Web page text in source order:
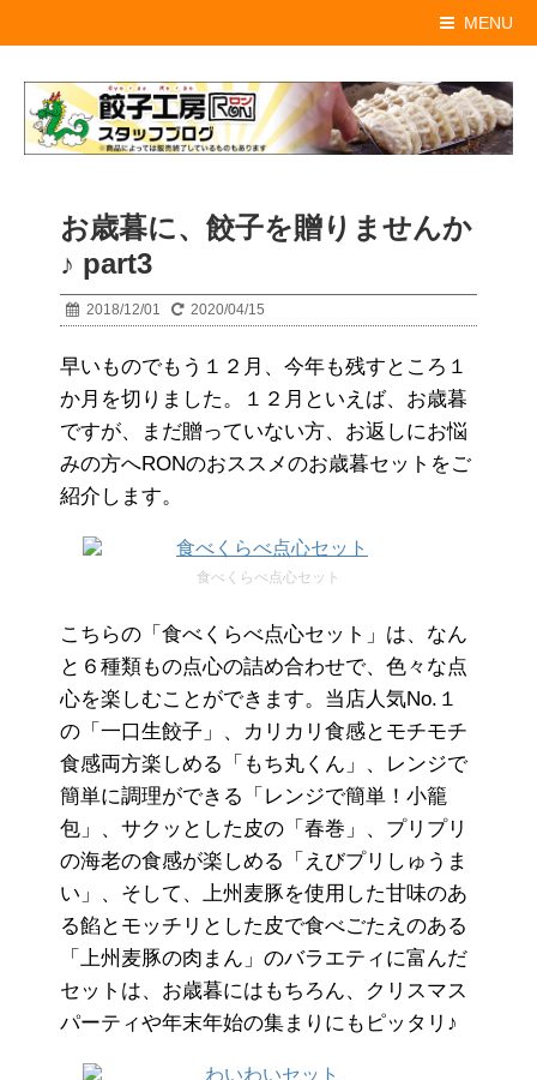
MENU
お歳暮に、餃子を贈りませんか
♪ part3
2018/12/01 2020/04/15
早いものでもう１２月、今年も残すところ１
か月を切りました。１２月といえば、お歳暮
ですが、まだ贈っていない方、お返しにお悩
みの方へRONのおススメのお歳暮セットをご
紹介します。
食べくらべ点心セット
こちらの「食べくらべ点心セット」は、なん
と６種類もの点心の詰め合わせで、色々な点
心を楽しむことができます。当店人気No.１
の「一口生餃子」、カリカリ食感とモチモチ
食感両方楽しめる「もち丸くん」、レンジで
簡単に調理ができる「レンジで簡単！小籠
包」、サクッとした皮の「春巻」、プリプリ
の海老の食感が楽しめる「えびプリしゅうま
い」、そして、上州麦豚を使用した甘味のあ
る餡とモッチリとした皮で食べごたえのある
「上州麦豚の肉まん」のバラエティに富んだ
セットは、お歳暮にはもちろん、クリスマス
パーティや年末年始の集まりにもピッタリ♪